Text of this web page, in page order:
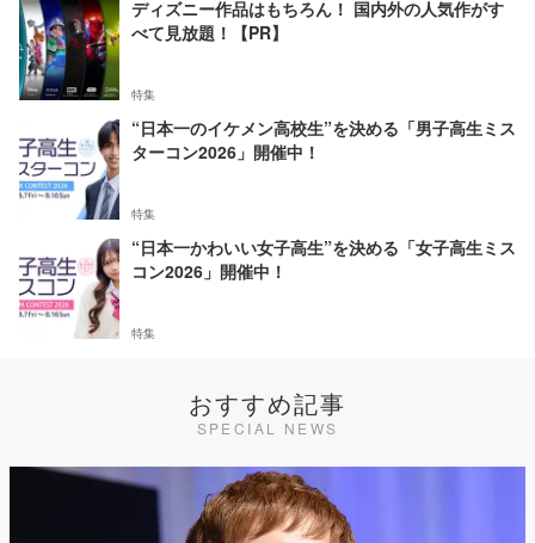
ディズニー作品はもちろん！ 国内外の人気作がす
べて見放題！【PR】
特集
“日本一のイケメン高校生”を決める「男子高生ミス
ターコン2026」開催中！
特集
“日本一かわいい女子高生”を決める「女子高生ミス
コン2026」開催中！
特集
おすすめ記事
SPECIAL NEWS